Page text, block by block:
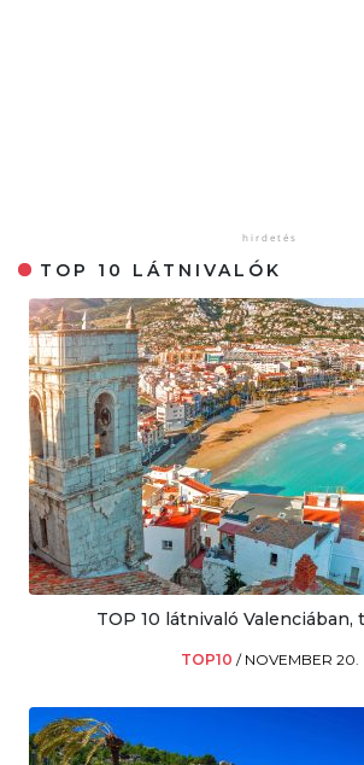
TOP 10 LÁTNIVALÓK
TOP 10 látnivaló Valenciában,
TOP10 / NOVEMBER 20.